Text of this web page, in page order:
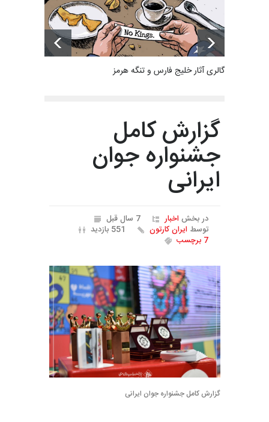
گالری آثار خلیج فارس و تنگه هرمز
گزارش کامل
جشنواره جوان
ایرانی
در بخش اخبار
7 سال قبل
توسط ایران کارتون
551 بازدید
7 برچسب
گزارش کامل جشنواره جوان ایرانی